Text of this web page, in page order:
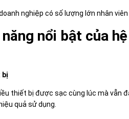
nghiệp có số lượng lớn nhân
nổi bật của
bị
thiết bị được sạc cùng lúc mà vẫn
quả sử dụng.